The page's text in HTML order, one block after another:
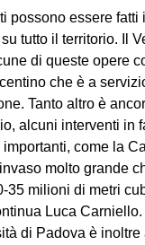
possono essere fatti
tutto il territorio. Il
di queste opere
che è a
Tanto altro è
alcuni interventi in
come la
molto grande
35 milioni di metri
Luca
di Padova è inoltre